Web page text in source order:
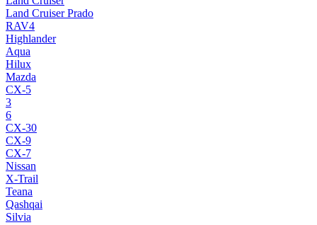
Land Cruiser Prado
RAV4
Highlander
Aqua
Hilux
Mazda
CX-5
3
6
CX-30
CX-9
CX-7
Nissan
X-Trail
Teana
Qashqai
Silvia